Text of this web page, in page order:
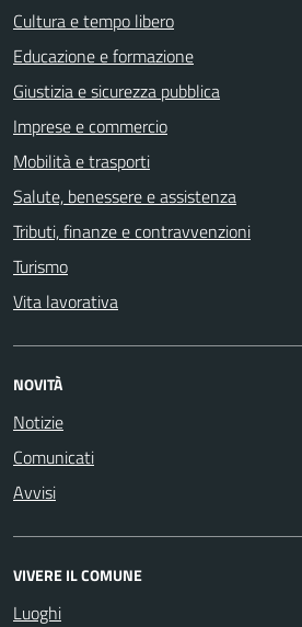
Cultura e tempo libero
Educazione e formazione
Giustizia e sicurezza pubblica
Imprese e commercio
Mobilità e trasporti
Salute, benessere e assistenza
Tributi, finanze e contravvenzioni
Turismo
Vita lavorativa
NOVITÀ
Notizie
Comunicati
Avvisi
VIVERE IL COMUNE
Luoghi